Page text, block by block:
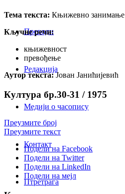
Преводи
Редакција
Медији о часопису
Контакт
Птретрага
Тема текста: Књижевно занимање
Кључне речи:
књижевност
превођење
Аутор текста:Јован Јанићијевић
Култура бр.30-31 / 1975
Преузмите број
Преузмите текст
Подели на Facebook
Подели на Twitter
Подели на LinkedIn
Подели на мејл